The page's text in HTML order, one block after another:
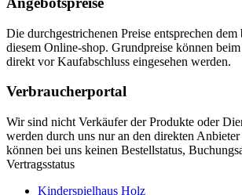
Die durchgestrichenen Preise entsprechen dem
diesem Online-shop. Grundpreise können
direkt vor Kaufabschluss eingesehen werden.
Verbraucherportal
Wir sind nicht Verkäufer der Produkte oder
werden durch uns nur an den direkten
können bei uns keinen Bestellstatus,
Vertragsstatus
Kinderspielhaus Holz